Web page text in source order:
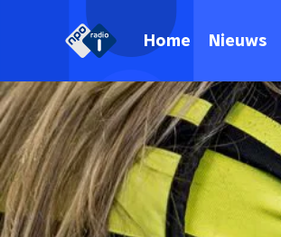
Home Nieuws